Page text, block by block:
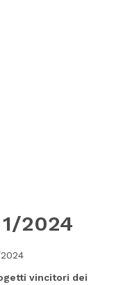
2024
vincitori dei